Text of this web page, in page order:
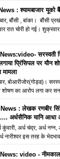
: श्यामबाजार यूको
बौंसी , बांका। बौंसी
रात चोरी हो गई।
सरस्वती
प्रिंसिपल पर यौन
मामला
बोआरीजोर(गोड्ड)।
का आरोप लगा कर
: लेखक रणबीर
अर्धसैनिक यानि आधा
कुंवारी, अर्ध चंद्र, अर्ध नग्न,
नारीश्वर इस तरह के
video -